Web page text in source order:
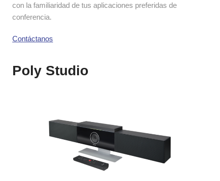
con la familiaridad de tus aplicaciones preferidas de
conferencia.
Contáctanos
Poly Studio